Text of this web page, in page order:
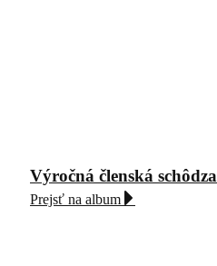
Výročná členská schôdza
Prejsť na album